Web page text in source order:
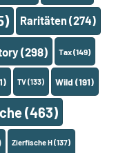
Raritäten (274)
(298) Tax(149)
TV(133) Wild (191)
(463)
Zierfische H(137)